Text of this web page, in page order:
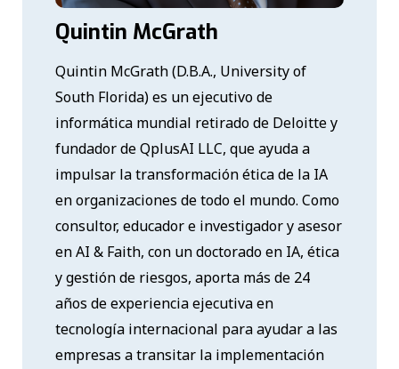
Quintin McGrath
Quintin McGrath (D.B.A., University of
South Florida) es un ejecutivo de
informática mundial retirado de Deloitte y
fundador de QplusAI LLC, que ayuda a
impulsar la transformación ética de la IA
en organizaciones de todo el mundo. Como
consultor, educador e investigador y asesor
en AI & Faith, con un doctorado en IA, ética
y gestión de riesgos, aporta más de 24
años de experiencia ejecutiva en
tecnología internacional para ayudar a las
empresas a transitar la implementación